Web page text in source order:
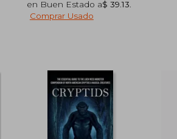
$ 78.59 40%
dcto.
en Buen Estado a$ 39.13
Comprar Usado